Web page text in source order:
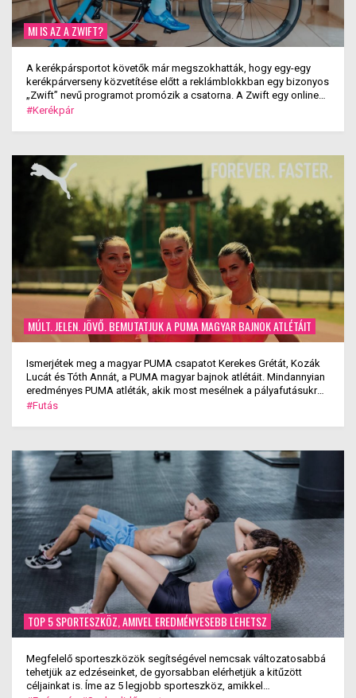
MI IS AZ A ZWIFT?
A kerékpársportot követők már megszokhatták, hogy egy-egy
kerékpárverseny közvetítése előtt a reklámblokkban egy bizonyos
„Zwift” nevű programot promózik a csatorna. A Zwift egy online
kerékpáros játék- és edzőprogram, amely lehetővé teszi a
unalmát. A 2014-es megjelenése óta abszolút sikertörténetnek
számít. Nézzük is meg, mi fán terem a Zwift!
#Kerékpár
MÚLT. JELEN. JÖVŐ. BEMUTATJUK A PUMA MAGYAR BAJNOK ATLÉTÁIT
Ismerjétek meg a magyar PUMA csapatot Kerekes Grétát, Kozák
Lucát és Tóth Annát, a PUMA magyar bajnok atlétáit. Mindannyian
eredményes PUMA atléták, akik most mesélnek a pályafutásukról,
tippeket és praktikákat osztanak meg veletek. Mindegyikükkel
#Futás
TOP 5 SPORTESZKÖZ, AMIVEL EREDMÉNYESEBB LEHETSZ
Megfelelő sporteszközök segítségével nemcsak változatosabbá
tehetjük az edzéseinket, de gyorsabban elérhetjük a kitűzött
céljainkat is. Íme az 5 legjobb sporteszköz, amikkel